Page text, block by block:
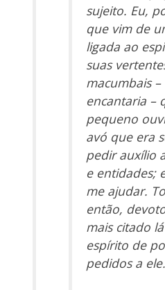
sujeito. Eu,
que vim de
ligada ao
suas
macumbais
encantaria –
pequeno
avó que era
pedir auxílio
e entidades;
me ajudar.
então,
mais citado
espírito de
pedidos a ele.